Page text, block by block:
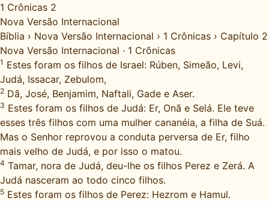
1 Crônicas 2
Nova Versão Internacional
Bíblia › Nova Versão Internacional › 1 Crônicas › Capítulo 2
Nova Versão Internacional · 1 Crônicas
1 Estes foram os filhos de Israel: Rúben, Simeão, Levi,
Judá, Issacar, Zebulom,
2 Dã, José, Benjamim, Naftali, Gade e Aser.
3 Estes foram os filhos de Judá: Er, Onã e Selá. Ele teve
esses três filhos com uma mulher cananéia, a filha de Suá.
Mas o Senhor reprovou a conduta perversa de Er, filho
mais velho de Judá, e por isso o matou.
4 Tamar, nora de Judá, deu-lhe os filhos Perez e Zerá. A
Judá nasceram ao todo cinco filhos.
5 Estes foram os filhos de Perez: Hezrom e Hamul.